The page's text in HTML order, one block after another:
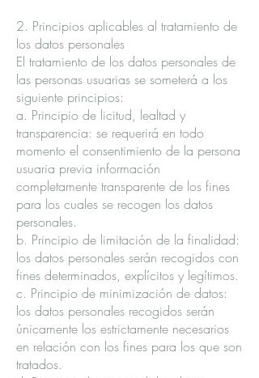
2. Principios aplicables al tratamiento de
los datos personales
El tratamiento de los datos personales de
las personas usuarias se someterá a los
siguiente principios:
a. Principio de licitud, lealtad y
transparencia: se requerirá en todo
momento el consentimiento de la persona
usuaria previa información
completamente transparente de los fines
para los cuales se recogen los datos
personales.
b. Principio de limitación de la finalidad:
los datos personales serán recogidos con
fines determinados, explícitos y legítimos.
c. Principio de minimización de datos:
los datos personales recogidos serán
únicamente los estrictamente necesarios
en relación con los fines para los que son
tratados.